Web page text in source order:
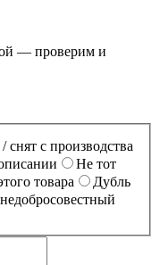
— проверим и
снят с производства
Не тот
товара
Дубль